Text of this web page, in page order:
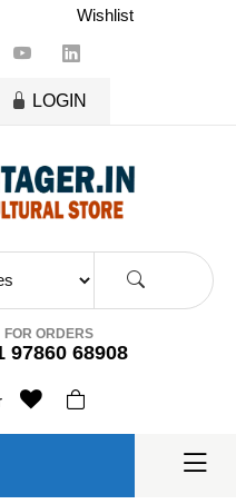
Wishlist
LOGIN
FOR ORDERS
97860 68908